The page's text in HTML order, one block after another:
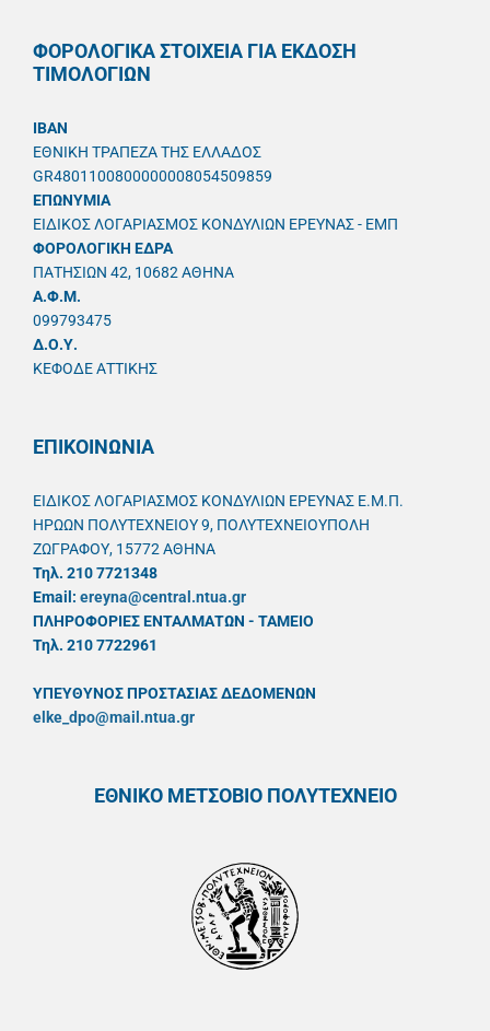
ΦΟΡΟΛΟΓΙΚΑ ΣΤΟΙΧΕΙΑ ΓΙΑ ΕΚΔΟΣΗ
ΤΙΜΟΛΟΓΙΩΝ
IBAN
ΕΘΝΙΚΗ ΤΡΑΠΕΖΑ ΤΗΣ ΕΛΛΑΔΟΣ
GR4801100800000008054509859
ΕΠΩΝΥΜΙΑ
ΕΙΔΙΚΟΣ ΛΟΓΑΡΙΑΣΜΟΣ ΚΟΝΔΥΛΙΩΝ ΕΡΕΥΝΑΣ - ΕΜΠ
ΦΟΡΟΛΟΓΙΚΗ ΕΔΡΑ
ΠΑΤΗΣΙΩΝ 42, 10682 ΑΘΗΝΑ
A.Φ.Μ.
099793475
Δ.Ο.Υ.
ΚΕΦΟΔΕ ΑΤΤΙΚΗΣ
ΕΠΙΚΟΙΝΩΝΙΑ
ΕΙΔΙΚΟΣ ΛΟΓΑΡΙΑΣΜΟΣ ΚΟΝΔΥΛΙΩΝ ΕΡΕΥΝΑΣ Ε.Μ.Π.
ΗΡΩΩΝ ΠΟΛΥΤΕΧΝΕΙΟΥ 9, ΠΟΛΥΤΕΧΝΕΙΟΥΠΟΛΗ
ΖΩΓΡΑΦΟΥ, 15772 ΑΘΗΝΑ
Τηλ. 210 7721348
Email: ereyna@central.ntua.gr
ΠΛΗΡΟΦΟΡΙΕΣ ΕΝΤΑΛΜΑΤΩΝ - ΤΑΜΕΙΟ
Τηλ. 210 7722961
ΥΠΕΥΘYΝΟΣ ΠΡΟΣΤΑΣΙΑΣ ΔΕΔΟΜΕΝΩΝ
elke_dpo@mail.ntua.gr
ΕΘΝΙΚΟ ΜΕΤΣΟΒΙΟ ΠΟΛΥΤΕΧΝΕΙΟ